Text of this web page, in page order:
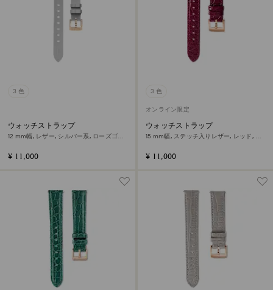
3 色
ウォッチストラップ
12 mm幅, レザー, シルバー系, ローズゴー
¥ 11,000
3 色
オンライン限定
ウォッチストラップ
15 mm幅, ステッチ入りレザー, レッド, ロ
¥ 11,000